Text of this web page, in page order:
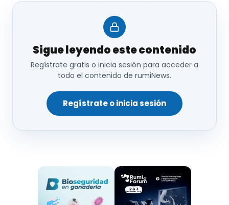
Domenech y agregó que se vieron favorecidos los
cortes de pollo, a la vez que el pollo entero también
“avanzo muchísimo”.
Fuente: eurocarne.com
Sigue leyendo este contenido
Regístrate gratis o inicia sesión para acceder a
todo el contenido de rumiNews.
Regístrate o inicia sesión